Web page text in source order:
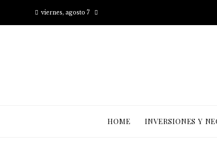
viernes, agosto 7
HOME INVERSIONES Y